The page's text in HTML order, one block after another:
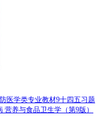
医学类专业教材9十四五习题
养与食品卫生学（第9版）